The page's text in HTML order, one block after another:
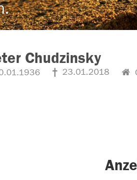
Chudzinsky
23.01.2018